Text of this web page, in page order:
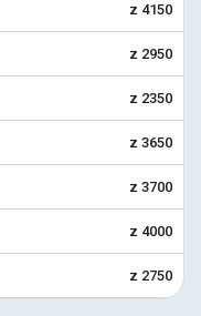
z 4150
z 2950
z 2350
z 3650
z 3700
z 4000
z 2750